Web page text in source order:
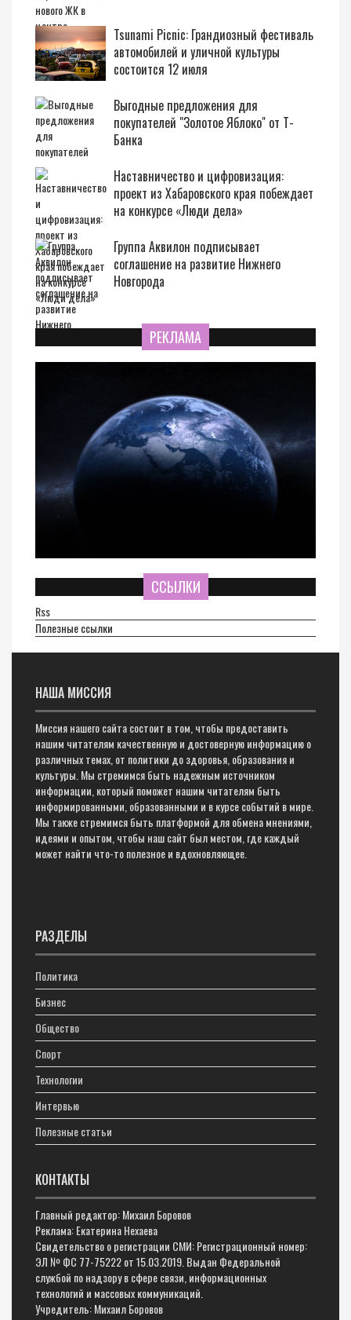
Tsunami Picnic: Грандиозный фестиваль
автомобилей и уличной культуры
состоится 12 июля
Выгодные предложения для
покупателей "Золотое Яблоко" от Т-
Банка
Наставничество и цифровизация:
проект из Хабаровского края побеждает
на конкурсе «Люди дела»
Группа Аквилон подписывает
соглашение на развитие Нижнего
Новгорода
РЕКЛАМА
ССЫЛКИ
Rss
Полезные ссылки
НАША МИССИЯ
Миссия нашего сайта состоит в том, чтобы предоставить
нашим читателям качественную и достоверную информацию о
различных темах, от политики до здоровья, образования и
культуры. Мы стремимся быть надежным источником
информации, который поможет нашим читателям быть
информированными, образованными и в курсе событий в мире.
Мы также стремимся быть платформой для обмена мнениями,
идеями и опытом, чтобы наш сайт был местом, где каждый
может найти что-то полезное и вдохновляющее.
РАЗДЕЛЫ
Политика
Бизнес
Общество
Спорт
Технологии
Интервью
Полезные статьи
КОНТАКТЫ
Главный редактор: Михаил Боровов
Реклама: Екатерина Нехаева
Свидетельство о регистрации СМИ: Регистрационный номер:
ЭЛ № ФС 77-75222 от 15.03.2019. Выдан Федеральной
службой по надзору в сфере связи, информационных
технологий и массовых коммуникаций.
Учредитель: Михаил Боровов